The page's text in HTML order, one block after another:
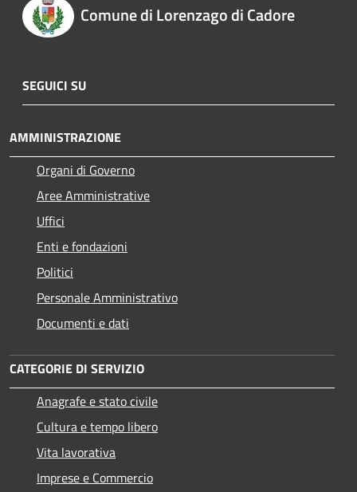
Comune di Lorenzago di Cadore
SEGUICI SU
AMMINISTRAZIONE
Organi di Governo
Aree Amministrative
Uffici
Enti e fondazioni
Politici
Personale Amministrativo
Documenti e dati
CATEGORIE DI SERVIZIO
Anagrafe e stato civile
Cultura e tempo libero
Vita lavorativa
Imprese e Commercio